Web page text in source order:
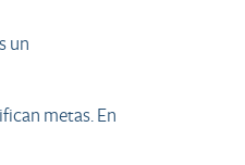
un
metas. En